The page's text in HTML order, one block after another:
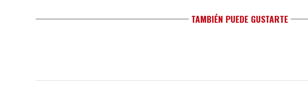
TAMBIÉN PUEDE GUSTARTE